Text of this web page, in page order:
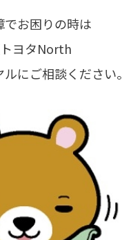
でお困りの時は
ヨタNorth
にご相談ください。